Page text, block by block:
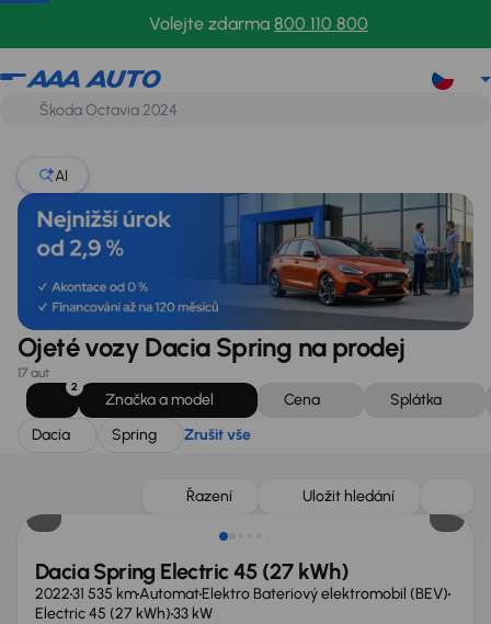
Volejte zdarma 800 110 800
Dacia
AI
Ojeté vozy Dacia Spring na prodej
17 aut
2
Značka a model Cena
Splátka
Dacia
Spring Zrušit vše
Řazení Uložit hledání
Zlevněno o 15 000 Kč
Dacia Spring Electric 45 (27 kWh)
202231 535 kmAutomatElektro Bateriový elektromobil (BEV)
Electric 45 (27 kWh)33 kW